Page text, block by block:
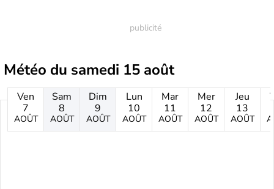
Météo du samedi 15 août
Ven
7
AOÛT
Sam
8
AOÛT
Dim
9
AOÛT
Lun
10
AOÛT
Mar
11
AOÛT
Mer
12
AOÛT
Jeu
13
AOÛT